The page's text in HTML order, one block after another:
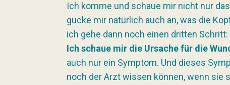
Ich komme und schaue mir nicht nur
gucke mir natürlich auch an, was die
ich gehe dann noch einen dritten Schritt:
Ich schaue mir die Ursache für die
auch nur ein Symptom. Und dieses
noch der Arzt wissen können, wenn